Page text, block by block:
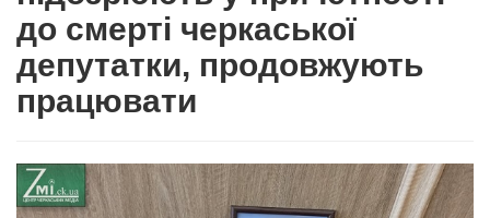
до смерті черкаської
депутатки, продовжують
працювати